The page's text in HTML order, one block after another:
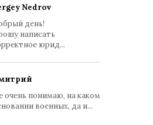
Nedrov
день!
написать
юрид...
очень понимаю, на каком
военных, да и...